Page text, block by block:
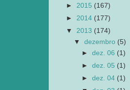
► 2015 (167)
► 2014 (177)
▼ 2013 (174)
▼dezembro (5)
►dez. 06 (1)
►dez. 05 (1)
►dez. 04 (1)